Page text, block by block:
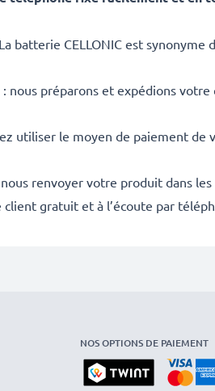
La batterie CELLONIC est
: nous préparons et expédions
utiliser le moyen de paiement de
renvoyer votre produit dans
client gratuit et à l’écoute par
NOS OPTIONS DE PAIEMENT